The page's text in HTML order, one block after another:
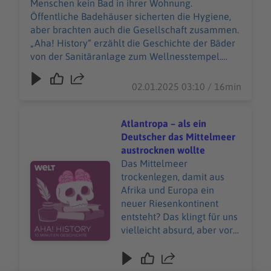
History – Zehn Minuten
Geschichte" ist der neue
History-Podcast von WELT.
Immer montags und
donnerstags ab 6 Uhr. Wir
an history@welt.de.
Redaktion, Moderation:
Viola Koegst Impressum:
https://www.welt.de/servic
es/article7893735/Impress
um.html Datenschutz:
https://www.welt.de/servic
es/article157550705/Daten
schutzerklaerung-WELT-
DIGITAL.html
Menschen kein Bad in ihrer Wohnung.
Öffentliche Badehäuser sicherten die Hygiene,
aber brachten auch die Gesellschaft zusammen.
„Aha! History“ erzählt die Geschichte der Bäder
von der Sanitäranlage zum Wellnesstempel.
"Aha! History – Zehn Minuten Geschichte" ist der
neue History-Podcast von WELT. Immer montags
Deniz Redaktion, Moderation: Viola Koegst
https://www.welt.de/services/article7893735/Im
pressum.html Datenschutz:
https://www.welt.de/services/article157550705/
Datenschutzerklaerung-WELT-DIGITAL.html
02.01.2025 03:10 / 16min
Audiotitel - Atlantropa – als ein Deutscher das
Atlantropa – als ein
Deutscher das Mittelmeer
austrocknen wollte
Das Mittelmeer
trockenlegen, damit aus
Afrika und Europa ein
neuer Riesenkontinent
entsteht? Das klingt für uns
vielleicht absurd, aber vor
deutscher Architekt genau